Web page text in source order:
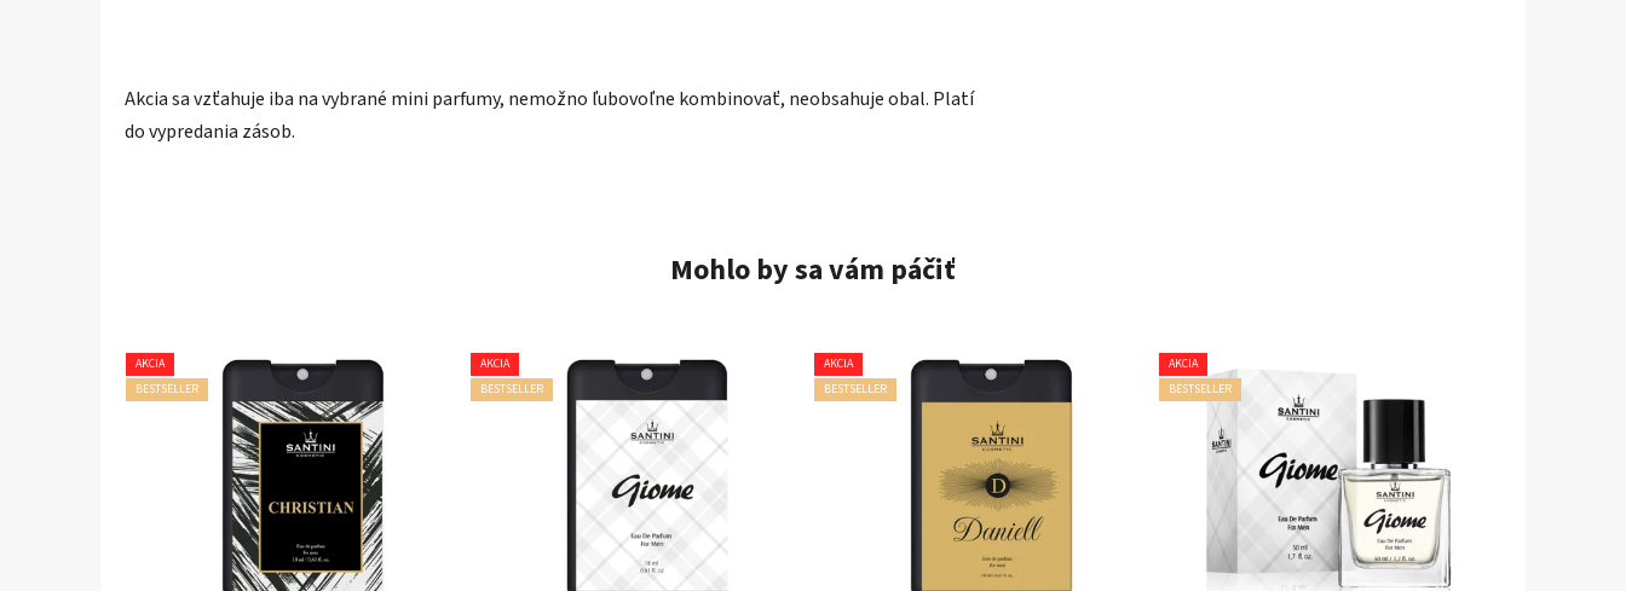
Akcia sa vzťahuje iba na vybrané mini parfumy, nemožno ľubovoľne kombinovať, neobsahuje obal. Platí
do vypredania zásob.
Mohlo by sa vám páčiť
AKCIA
BESTSELLER
AKCIA
BESTSELLER
AKCIA
BESTSELLER
AKCIA
BESTSELLER